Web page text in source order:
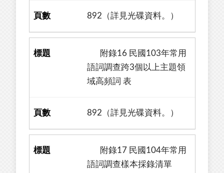
892（詳見光碟資料。）
附錄16 民國103年常用
語詞調查跨3個以上主題領
域高頻詞 表
892（詳見光碟資料。）
附錄17 民國104年常用
語詞調查樣本採錄清單